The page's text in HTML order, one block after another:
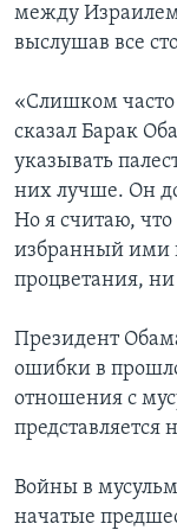
между
выслушав все
«Слишком
сказал Барак
указывать
них лучше. Он
Но я считаю, что
избранный ими
процветания, ни
Президент
ошибки в
отношения с
Войны в
начатые